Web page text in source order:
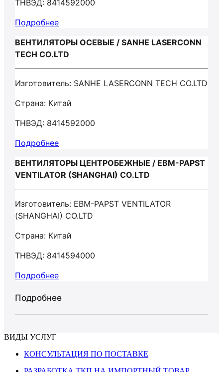
ТНВЭД: 8414592000
Подробнее
ВЕНТИЛЯТОРЫ ОСЕВЫЕ / SANHE LASERCONN
TECH CO.LTD
Изготовитель: SANHE LASERCONN TECH CO.LTD
Страна: Китай
ТНВЭД: 8414592000
Подробнее
ВЕНТИЛЯТОРЫ ЦЕНТРОБЕЖНЫЕ / EBM-PAPST
VENTILATOR (SHANGHAI) CO.LTD
Изготовитель: EBM-PAPST VENTILATOR
(SHANGHAI) CO.LTD
Страна: Китай
ТНВЭД: 8414594000
Подробнее
Подробнее
ВИДЫ УСЛУГ
КОНСУЛЬТАЦИЯ ПО ПОСТАВКЕ